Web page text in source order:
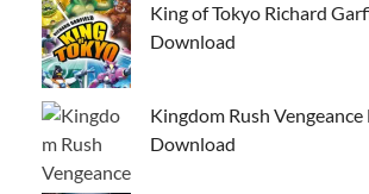
King of Tokyo Richard
Download
Kingdom Rush Vengeance
Download